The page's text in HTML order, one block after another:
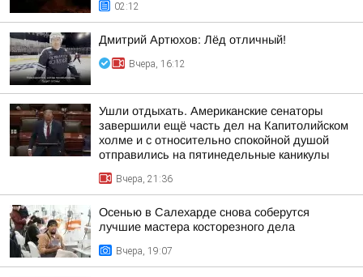
02:12
Дмитрий Артюхов: Лёд отличный!
Вчера, 16:12
Ушли отдыхать. Американские сенаторы
завершили ещё часть дел на Капитолийском
холме и с относительно спокойной душой
отправились на пятинедельные каникулы
Вчера, 21:36
Осенью в Салехарде снова соберутся
лучшие мастера косторезного дела
Вчера, 19:07